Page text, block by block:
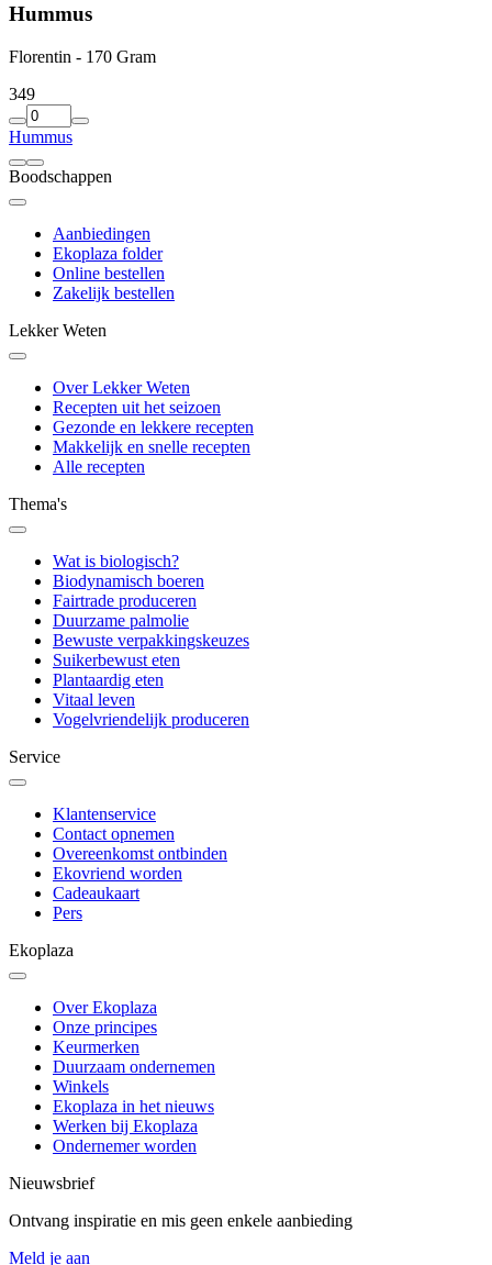
Hummus
Florentin - 170 Gram
349
Hummus
Boodschappen
Aanbiedingen
Ekoplaza folder
Online bestellen
Zakelijk bestellen
Lekker Weten
Over Lekker Weten
Recepten uit het seizoen
Gezonde en lekkere recepten
Makkelijk en snelle recepten
Alle recepten
Thema's
Wat is biologisch?
Biodynamisch boeren
Fairtrade produceren
Duurzame palmolie
Bewuste verpakkingskeuzes
Suikerbewust eten
Plantaardig eten
Vitaal leven
Vogelvriendelijk produceren
Service
Klantenservice
Contact opnemen
Overeenkomst ontbinden
Ekovriend worden
Cadeaukaart
Pers
Ekoplaza
Over Ekoplaza
Onze principes
Keurmerken
Duurzaam ondernemen
Winkels
Ekoplaza in het nieuws
Werken bij Ekoplaza
Ondernemer worden
Nieuwsbrief
Ontvang inspiratie en mis geen enkele aanbieding
Meld je aan